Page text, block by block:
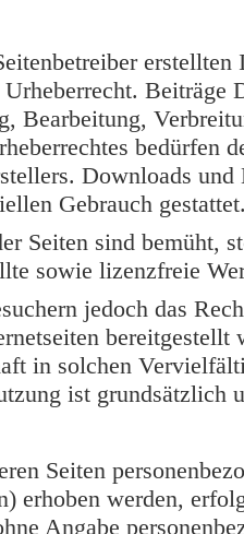
Urheberrecht.
Bearbeitung,
bedürfen
Downloads
Gebrauch
Seiten sind bemüht,
sowie lizenzfreie
jedoch das
in solchen
ist grundsätzlich
Seiten
erhoben werden,
Angabe